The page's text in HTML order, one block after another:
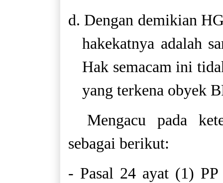
d. Dengan demikian
hakekatnya adalah
Hak semacam ini
yang terkena obyek
Mengacu pada
sebagai berikut:
- Pasal 24 ayat (1)